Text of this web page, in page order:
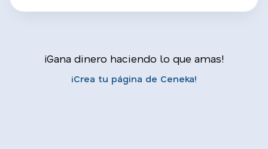
¡Gana dinero haciendo lo que amas!
¡Crea tu página de Ceneka!